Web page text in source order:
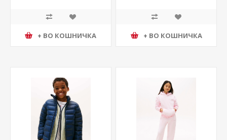
+ ВО КОШНИЧКА + ВО КОШНИЧКА